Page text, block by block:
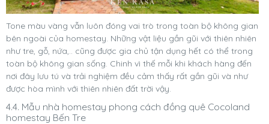
Tone màu vàng vẫn luôn đóng vai trò trong toàn bộ không gian
bên ngoài của homestay. Những vật liệu gần gũi với thiên nhiên
như tre, gỗ, nứa,.. cũng được gia chủ tận dụng hết có thể trong
toàn bộ không gian sống. Chinh vì thế mỗi khi khách hàng đến
nơi đây lưu tú và trải nghiệm đều cảm thấy rất gần gũi và như
được hòa mình với thiên nhiên đất trời vậy.
4.4. Mẫu nhà homestay phong cách đồng quê Cocoland
homestay Bến Tre